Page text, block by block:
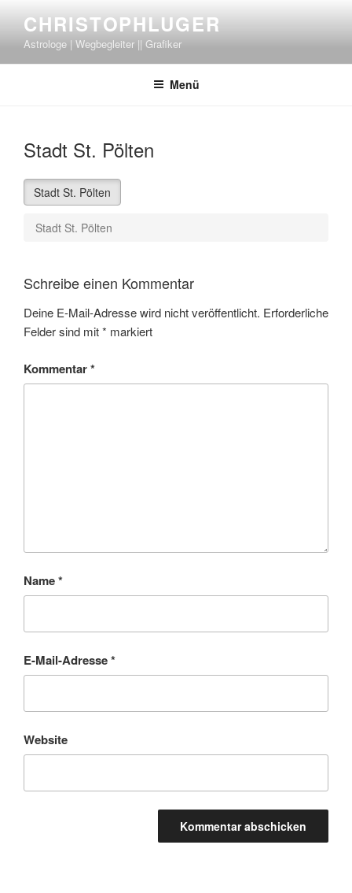
Inhalt
springen
CHRISTOPHLUGER
Astrologe | Wegbegleiter || Grafiker
Menü
Stadt St. Pölten
Stadt St. Pölten
Stadt St. Pölten
Schreibe einen Kommentar
Deine E-Mail-Adresse wird nicht veröffentlicht. Erforderliche
Felder sind mit* markiert
Kommentar*
Name*
E-Mail-Adresse*
Website